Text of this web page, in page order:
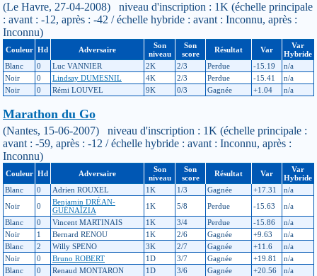
(Le Havre, 27-04-2008) niveau d'inscription : 1K (échelle principale
: avant : -12, après : -42 / échelle hybride : avant : Inconnu, après :
Inconnu)
Couleur Hd Adversaire
Son
niveau
Son
score
Résultat Var
Var
Hybride
Blanc
0 Luc VANNIER 2K 2/3 Perdue -15.19
n/a
Noir
0 Lindsay DUMESNIL 4K 2/3 Perdue -15.41
n/a
Noir
0 Rémi LOUVEL 9K 0/3 Gagnée +1.04 n/a
Marathon du Go
(Nantes, 15-06-2007) niveau d'inscription : 1K (échelle principale :
avant : -59, après : -12 / échelle hybride : avant : Inconnu, après :
Inconnu)
Couleur Hd Adversaire
Son
niveau
Son
score
Résultat Var
Var
Hybride
Blanc
0 Adrien ROUXEL 1K 1/3 Gagnée +17.31
n/a
Noir
0
Benjamin DRÉAN-
GUÉNAÏZIA
1K 5/8 Perdue -15.63
n/a
Blanc
0 Vincent MARTINAIS 1K 3/4 Perdue -15.86
n/a
Noir
1 Bernard RENOU 1K 2/6 Gagnée +9.63
n/a
Blanc
2 Willy SPENO 3K 2/7 Gagnée +11.6
n/a
Noir
0 Bruno ROBERT 1D 3/7 Gagnée +19.81
n/a
Blanc
0 Renaud MONTARON 1D 3/6 Gagnée +20.56
n/a